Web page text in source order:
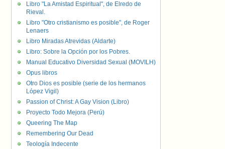
Libro "La Amistad Espiritual", de Elredo de
Rieval.
Libro "Otro cristianismo es posible", de Roger
Lenaers
Libro Miradas Atrevidas (Aldarte)
Libro: Sobre la Opción por los Pobres.
Manual Educativo Diversidad Sexual (MOVILH)
Opus libros
Otro Dios es posible (serie de los hermanos
López Vigil)
Passion of Christ: A Gay Vision (Libro)
Proyecto Todo Mejora (Perú)
Queering The Map
Remembering Our Dead
Teología Indecente